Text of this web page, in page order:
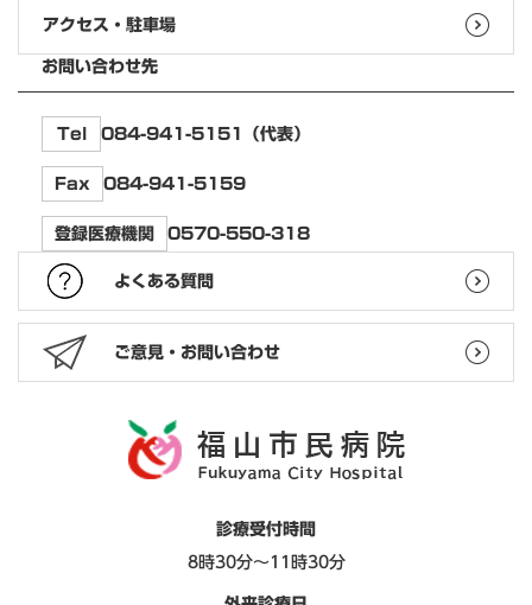
アクセス・駐車場
お問い合わせ先
Tel 084-941-5151（代表）
Fax 084-941-5159
登録医療機関 0570-550-318
よくある質問
ご意見・お問い合わせ
診療受付時間
8時30分～11時30分